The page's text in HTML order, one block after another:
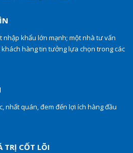
khẩu lớn mạnh; một nhà tư vấn
hàng tin tưởng lựa chọn trong các
nhất quán, đem đến lợi ích hàng đầu
TRỊ CỐT LÕI